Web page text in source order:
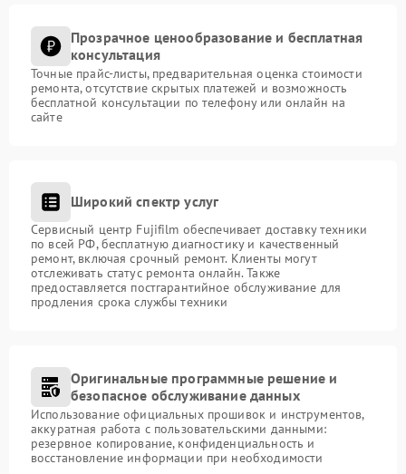
Прозрачное ценообразование и бесплатная
консультация
Точные прайс-листы, предварительная оценка стоимости
ремонта, отсутствие скрытых платежей и возможность
бесплатной консультации по телефону или онлайн на
сайте
Широкий спектр услуг
Сервисный центр Fujifilm обеспечивает доставку техники
по всей РФ, бесплатную диагностику и качественный
ремонт, включая срочный ремонт. Клиенты могут
отслеживать статус ремонта онлайн. Также
предоставляется постгарантийное обслуживание для
продления срока службы техники
Оригинальные программные решение и
безопасное обслуживание данных
Использование официальных прошивок и инструментов,
аккуратная работа с пользовательскими данными:
резервное копирование, конфиденциальность и
восстановление информации при необходимости